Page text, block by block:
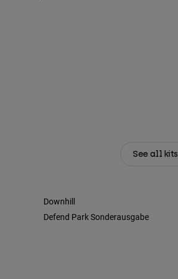
See all kits
Downhill
Defend Park Sonderausgabe